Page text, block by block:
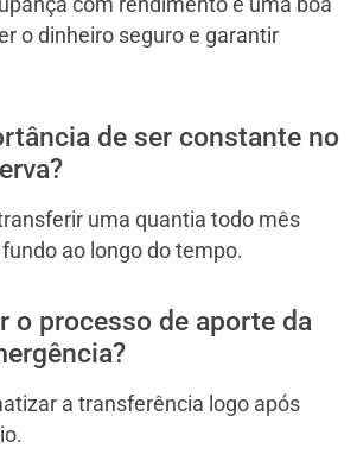
o dinheiro seguro e garantir
de ser constante no
uma quantia todo mês
ao longo do tempo.
o processo de aporte da
a transferência logo após